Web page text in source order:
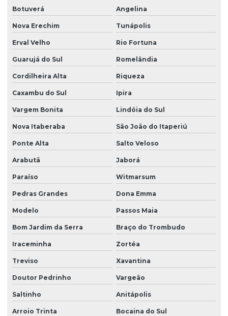
Botuverá Angelina
Nova Erechim Tunápolis
Erval Velho Rio Fortuna
Guarujá do Sul Romelândia
Cordilheira Alta Riqueza
Caxambu do Sul Ipira
Vargem Bonita Lindóia do Sul
Nova Itaberaba São João do Itaperiú
Ponte Alta Salto Veloso
Arabutã Jaborá
Paraíso Witmarsum
Pedras Grandes Dona Emma
Modelo Passos Maia
Bom Jardim da Serra Braço do Trombudo
Iraceminha Zortéa
Treviso Xavantina
Doutor Pedrinho Vargeão
Saltinho Anitápolis
Arroio Trinta Bocaina do Sul